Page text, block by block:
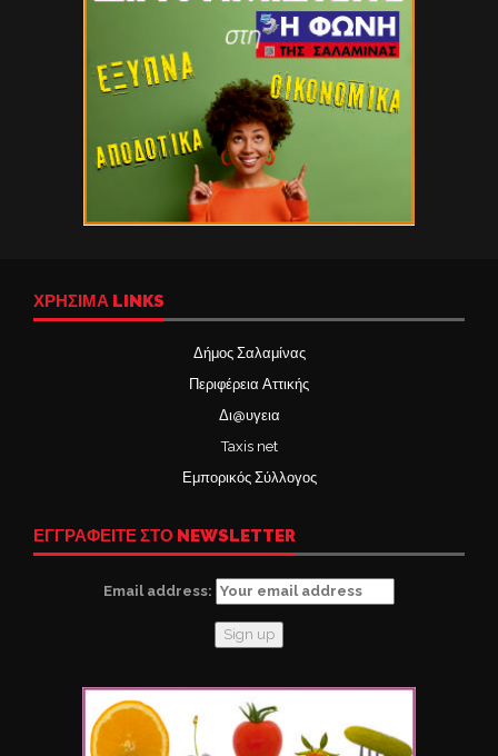
ΧΡΉΣΙΜΑ LINKS
Δήμος Σαλαμίνας
Περιφέρεια Αττικής
Δι@υγεια
Taxis net
Εμπορικός Σύλλογος
ΕΓΓΡΑΦΕΙΤΕ ΣΤΟ NEWSLETTER
Email address: